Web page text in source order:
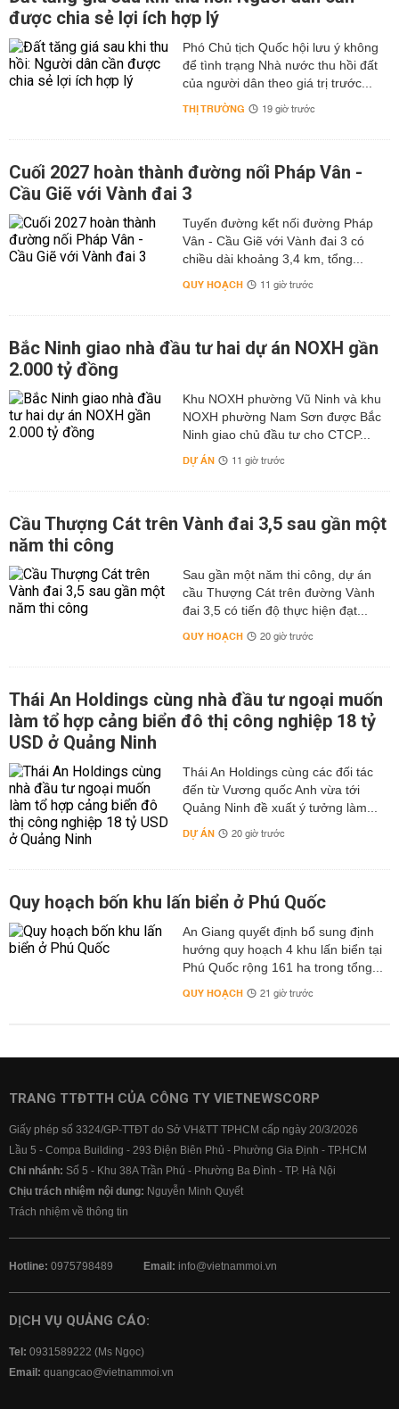
được chia sẻ lợi ích hợp lý
Phó Chủ tịch Quốc hội lưu ý không
để tình trạng Nhà nước thu hồi đất
của người dân theo giá trị trước...
THỊ TRƯỜNG 19 giờ trước
Cuối 2027 hoàn thành đường nối Pháp Vân -
Cầu Giẽ với Vành đai 3
Tuyến đường kết nối đường Pháp
Vân - Cầu Giẽ với Vành đai 3 có
chiều dài khoảng 3,4 km, tổng...
QUY HOẠCH 11 giờ trước
Bắc Ninh giao nhà đầu tư hai dự án NOXH gần
2.000 tỷ đồng
Khu NOXH phường Vũ Ninh và khu
NOXH phường Nam Sơn được Bắc
Ninh giao chủ đầu tư cho CTCP...
DỰ ÁN 11 giờ trước
Cầu Thượng Cát trên Vành đai 3,5 sau gần một
năm thi công
Sau gần một năm thi công, dự án
cầu Thượng Cát trên đường Vành
đai 3,5 có tiến độ thực hiện đạt...
QUY HOẠCH 20 giờ trước
Thái An Holdings cùng nhà đầu tư ngoại muốn
làm tổ hợp cảng biển đô thị công nghiệp 18 tỷ
USD ở Quảng Ninh
Thái An Holdings cùng các đối tác
đến từ Vương quốc Anh vừa tới
Quảng Ninh đề xuất ý tưởng làm...
DỰ ÁN 20 giờ trước
Quy hoạch bốn khu lấn biển ở Phú Quốc
An Giang quyết định bổ sung định
hướng quy hoạch 4 khu lấn biển tại
Phú Quốc rộng 161 ha trong tổng...
QUY HOẠCH 21 giờ trước
TRANG TTĐTTH CỦA CÔNG TY VIETNEWSCORP
Giấy phép số 3324/GP-TTĐT do Sở VH&TT TPHCM cấp ngày 20/3/2026
Lầu 5 - Compa Building - 293 Điện Biên Phủ - Phường Gia Định - TP.HCM
Chi nhánh: Số 5 - Khu 38A Trần Phú - Phường Ba Đình - TP. Hà Nội
Chịu trách nhiệm nội dung: Nguyễn Minh Quyết
Trách nhiệm về thông tin
Hotline: 0975798489 Email: info@vietnammoi.vn
DỊCH VỤ QUẢNG CÁO:
Tel: 0931589222 (Ms Ngọc)
Email: quangcao@vietnammoi.vn